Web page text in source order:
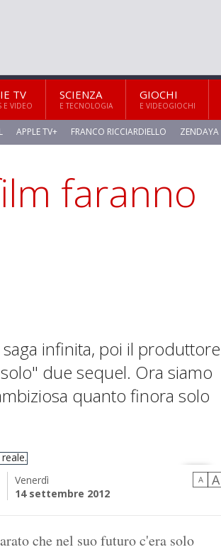
TV
E VIDEO
SCIENZA
E TECNOLOGIA
GIOCHI
E VIDEOGIOCHI
APPLE TV+ FRANCO RICCIARDIELLO ZENDAYA
faranno
infinita, poi il produttore
due sequel. Ora siamo
quanto finora solo
Venerdì
14 settembre 2012
A A
che nel suo futuro c'era solo